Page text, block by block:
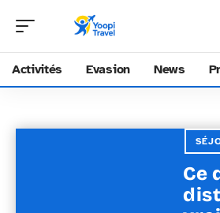
Activités Evasion News
Ce